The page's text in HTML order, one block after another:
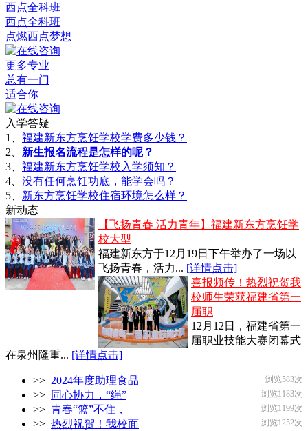
西点全科班
西点全科班
点燃西点梦想
更多专业
总有一门
适合你
入学答疑
1、 福建新东方烹饪学校学费多少钱？
2、 新生报名流程是怎样的呢？
3、 福建新东方烹饪学校入学须知？
4、 没有任何烹饪功底，能学会吗？
5、 新东方烹饪学校住宿环境怎么样？
新动态
【飞扬青春 活力青年】福建新东方烹饪学
校大型
福建新东方于12月19日下午举办了一场以
飞扬青春，活力... [详情点击]
喜报频传！热烈祝贺我
校师生荣获福建省第一
届职
12月12日，福建省第一
届职业技能大赛闭幕式
在泉州隆重... [详情点击]
>> 2024年度助理食品 浏览583次
>> 同心协力，“绳” 浏览1183次
>> 青春“篮”不住， 浏览1199次
>> 热烈祝贺！我校面 浏览1252次